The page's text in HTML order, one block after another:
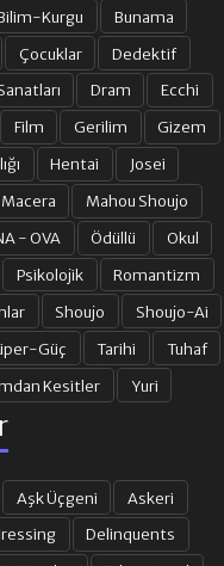
Kurgu
Bunama
Çocuklar
Dedektif
Dram
Ecchi
Film Gerilim
Gizem
Hentai
Josei
Macera
Mahou Shoujo
- OVA Ödüllü
Okul
Psikolojik
Romantizm
Shoujo
Shoujo-Ai
Güç Tarihi
Tuhaf
Kesitler Yuri
Aşk Üçgeni
Askeri
Delinquents